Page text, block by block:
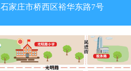
石家庄市桥西区裕华东路7号